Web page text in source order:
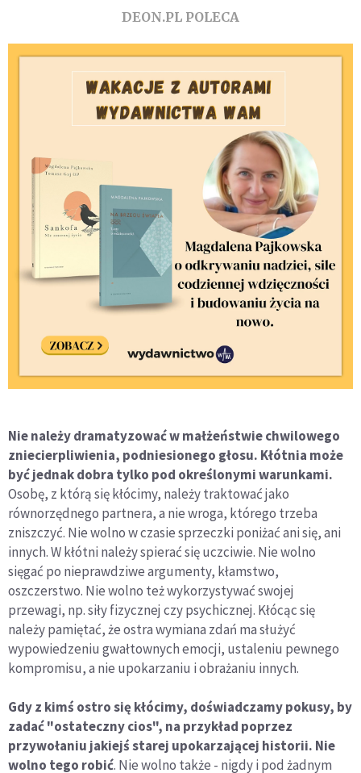
DEON.PL POLECA
Nie należy dramatyzować w małżeństwie chwilowego
zniecierpliwienia, podniesionego głosu. Kłótnia może
być jednak dobra tylko pod określonymi warunkami.
Osobę, z którą się kłócimy, należy traktować jako
równorzędnego partnera, a nie wroga, którego trzeba
zniszczyć. Nie wolno w czasie sprzeczki poniżać ani się, ani
innych. W kłótni należy spierać się uczciwie. Nie wolno
sięgać po nieprawdziwe argumenty, kłamstwo,
oszczerstwo. Nie wolno też wykorzystywać swojej
przewagi, np. siły fizycznej czy psychicznej. Kłócąc się
należy pamiętać, że ostra wymiana zdań ma służyć
wypowiedzeniu gwałtownych emocji, ustaleniu pewnego
kompromisu, a nie upokarzaniu i obrażaniu innych.
Gdy z kimś ostro się kłócimy, doświadczamy pokusy, by
zadać "ostateczny cios", na przykład poprzez
przywołaniu jakiejś starej upokarzającej historii. Nie
wolno tego robić. Nie wolno także - nigdy i pod żadnym